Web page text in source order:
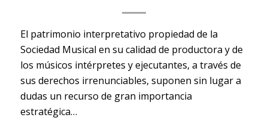
El patrimonio interpretativo propiedad de la
Sociedad Musical en su calidad de productora y de
los músicos intérpretes y ejecutantes, a través de
sus derechos irrenunciables, suponen sin lugar a
dudas un recurso de gran importancia
estratégica…